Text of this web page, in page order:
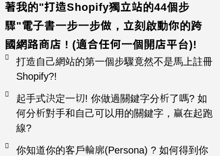
著我的"打造Shopify獨立站的44個步
驟"電子書一步一步做，立刻啟動你的跨
國網路商店 ! (適合任何一個開店平台)!
打造自己網站的第一個步驟竟然不是馬上註冊
Shopify?!
起手式決定一切! 你做過關鍵字分析了嗎? 如
何分析對手和自己可以用的關鍵字，贏在起跑
線?
你知道你的客戶輪廓(Persona) ? 如何得到你